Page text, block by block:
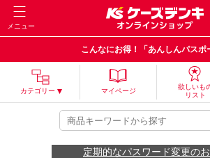
メニュー
こんなにお得！「あんしんパスポ
カテゴリー マイページ
欲しいも
リスト
定期的なパスワード変更の